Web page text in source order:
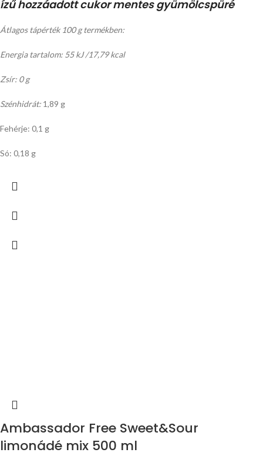
ízű hozzáadott cukor mentes gyümölcspüré
Átlagos tápérték 100 g termékben:
Energia tartalom: 55 kJ /17,79 kcal
Zsír: 0 g
Szénhidrát: 1,89 g
Fehérje: 0,1 g
Só: 0,18 g
Ambassador Free Sweet&Sour
limonádé mix 500 ml